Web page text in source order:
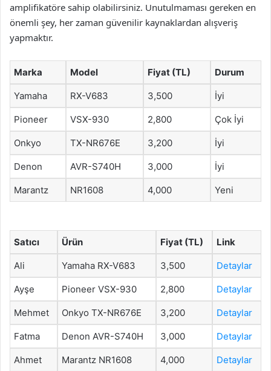
amplifikatöre sahip olabilirsiniz. Unutulmaması gereken en
önemli şey, her zaman güvenilir kaynaklardan alışveriş
yapmaktır.
Marka Model Fiyat (TL) Durum
Yamaha RX-V683 3,500 İyi
Pioneer VSX-930 2,800 Çok İyi
Onkyo TX-NR676E 3,200 İyi
Denon AVR-S740H 3,000 İyi
Marantz NR1608 4,000 Yeni
Satıcı Ürün Fiyat (TL) Link
Ali Yamaha RX-V683 3,500 Detaylar
Ayşe Pioneer VSX-930 2,800 Detaylar
Mehmet Onkyo TX-NR676E 3,200 Detaylar
Fatma Denon AVR-S740H 3,000 Detaylar
Ahmet Marantz NR1608 4,000 Detaylar